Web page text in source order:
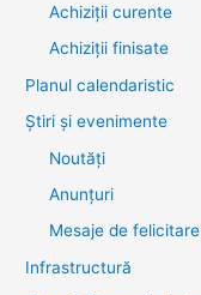
Achiziții curente
Achiziții finisate
Planul calendaristic
Știri şi evenimente
Noutăţi
Anunţuri
Mesaje de felicitare
Infrastructură